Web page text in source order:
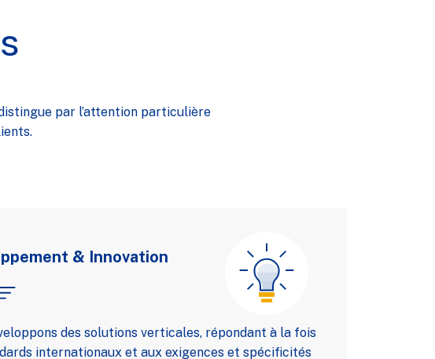
par l’attention particulière
& Innovation
des solutions verticales, répondant à la fois
internationaux et aux exigences et spécificités